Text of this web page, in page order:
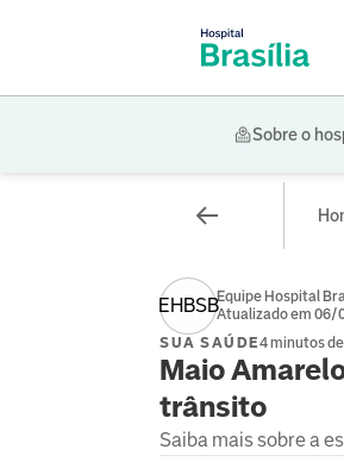
Sobre o
EHBSBEquipe Hospital
Atualizado em 06/
SUA SAÚDE4 minutos
Maio
trânsito
Saiba mais sobre a